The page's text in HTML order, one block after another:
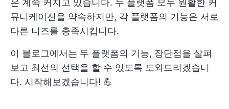
은 계속 커지고 있습니다. 두 플랫폼 모두 원활한 커
뮤니케이션을 약속하지만, 각 플랫폼의 기능은 서로
다른 니즈를 충족시킵니다.
이 블로그에서는 두 플랫폼의 기능, 장단점을 살펴
보고 최선의 선택을 할 수 있도록 도와드리겠습니
다. 시작해보겠습니다! 💪